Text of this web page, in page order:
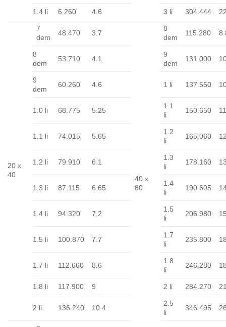
1.4 li 6.260 4.6 3 li 304.444
20 x
40
7
dem
48.470 3.7
40 x
80
8
dem
115.280
8
dem
53.710 4.1
9
dem
131.000
9
dem
60.260 4.6 1 li 137.550
1.0 li 68.775 5.25
1.1
li
150.650
1.1 li 74.015 5.65
1.2
li
165.060
1.2 li 79.910 6.1
1.3
li
178.160
1.3 li 87.115 6.65
1.4
li
190.605
1.4 li 94.320 7.2
1.5
li
206.980
1.5 li 100.870 7.7
1.7
li
235.800
1.7 li 112.660 8.6
1.8
li
246.280
1.8 li 117.900 9 2 li 284.270
2 li 136.240 10.4
2.5
li
346.495